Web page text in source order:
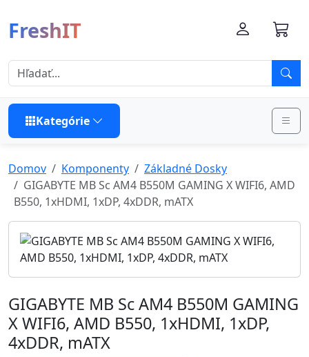
FreshIT
Kategórie
Domov Komponenty
Základné Dosky
GIGABYTE MB Sc AM4 B550M GAMING X WIFI6, AMD
B550, 1xHDMI, 1xDP, 4xDDR, mATX
GIGABYTE MB Sc AM4 B550M GAMING
X WIFI6, AMD B550, 1xHDMI, 1xDP,
4xDDR, mATX